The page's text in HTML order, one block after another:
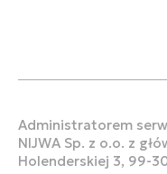
Administratorem
NIJWA Sp. z o.o. z
Holenderskiej 3, 99-